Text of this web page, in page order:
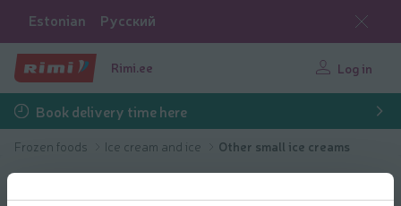
Estonian Русский
Rimi.ee Log in
Book delivery time here
Frozen foods Ice cream and ice Other small ice creams